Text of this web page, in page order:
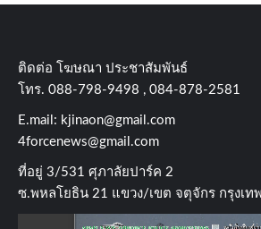
ติดต่อ​ โฆษณา​ ประชาสัมพันธ์
โทร​. 088-798-9498 , 084-878-2581
E.mail: kjinaon@gmail.com
4forcenews@gmail.com
ที่อยู่​ 3/531​ ศุภาลัยปาร์ค​ 2
ซ.พหลโยธิน​ 21​ แขวง/เขต​ จตุจักร​ กรุงเท